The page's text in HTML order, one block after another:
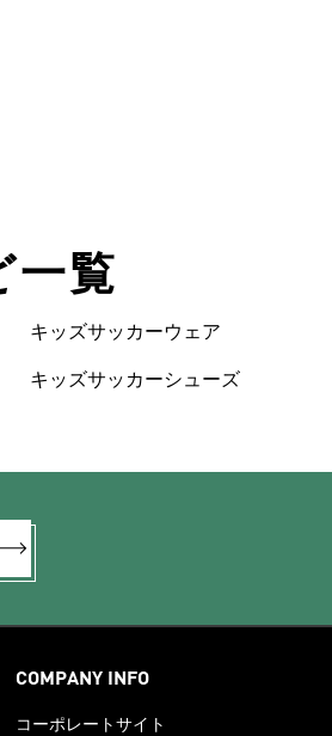
一覧
キッズサッカーウェア
キッズサッカーシューズ
COMPANY INFO
コーポレートサイト